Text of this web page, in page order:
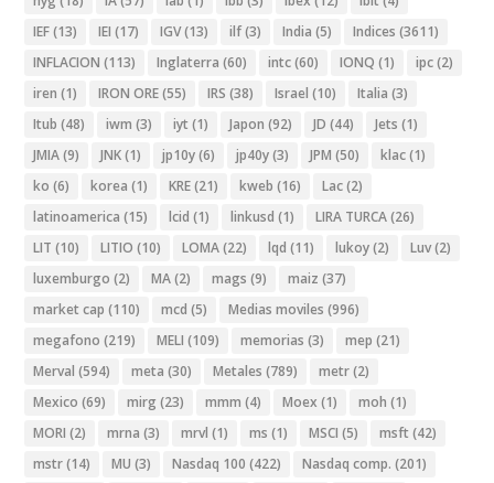
IEF(13) IEI (17) IGV(13) ilf(3) India (5) Indices (3611)
INFLACION (113) Inglaterra (60) intc(60) IONQ (1) ipc(2)
iren (1) IRON ORE(55) IRS (38) Israel (10) Italia (3)
Itub (48) iwm (3) iyt (1) Japon (92) JD (44) Jets (1)
JMIA(9) JNK(1) jp10y(6) jp40y(3) JPM (50) klac(1)
ko (6) korea (1) KRE(21) kweb (16) Lac(2)
latinoamerica (15) lcid (1) linkusd (1) LIRA TURCA(26)
LIT (10) LITIO (10) LOMA(22) lqd (11) lukoy(2) Luv(2)
luxemburgo (2) MA(2) mags (9) maiz (37)
market cap (110) mcd (5) Medias moviles (996)
megafono (219) MELI (109) memorias (3) mep (21)
Merval (594) meta (30) Metales (789) metr(2)
Mexico (69) mirg (23) mmm (4) Moex (1) moh (1)
MORI (2) mrna (3) mrvl (1) ms (1) MSCI (5) msft (42)
mstr(14) MU (3) Nasdaq 100 (422) Nasdaq comp. (201)